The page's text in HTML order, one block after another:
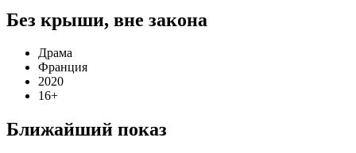
Без крыши, вне закона
Драма
Франция
2020
16+
Ближайший показ